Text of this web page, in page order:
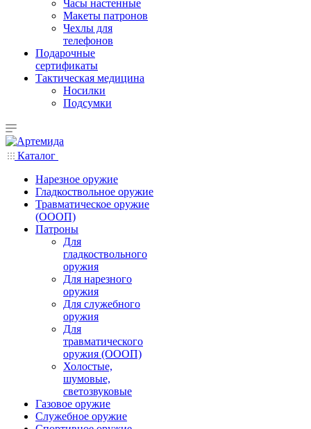
Часы настенные
Макеты патронов
Чехлы для
телефонов
Подарочные
сертификаты
Тактическая медицина
Носилки
Подсумки
Каталог
Нарезное оружие
Гладкоствольное оружие
Травматическое оружие
(ОООП)
Патроны
Для
гладкоствольного
оружия
Для нарезного
оружия
Для служебного
оружия
Для
травматического
оружия (ОООП)
Холостые,
шумовые,
светозвуковые
Газовое оружие
Служебное оружие